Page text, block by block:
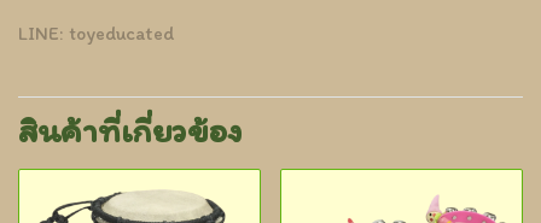
LINE: toyeducated
สินค้าที่เกี่ยวข้อง